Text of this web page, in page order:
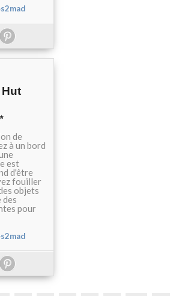
de
à un bord
est
d'être
fouiller
objets
des
pour